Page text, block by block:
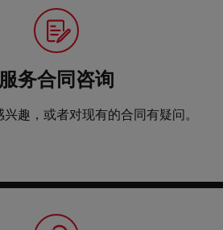
务合同咨询
趣，或者对现有的合同有疑问。